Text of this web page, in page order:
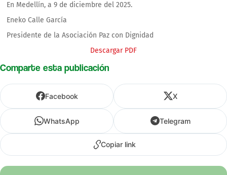
En Medellín, a 9 de diciembre del 2025.
Eneko Calle García
Presidente de la Asociación Paz con Dignidad
Descargar PDF
Comparte esta publicación
Facebook X
WhatsApp Telegram
Copiar link